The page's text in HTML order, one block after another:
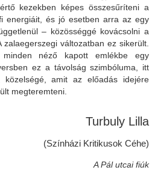
kezekben képes összesűríteni a
energiáit, és jó esetben arra az egy
– közösséggé kovácsolni a
változatban ez sikerült.
néző kapott emlékbe egy
ez a távolság szimbóluma, itt
amit az előadás idejére
megteremteni.
Turbuly Lilla
(Színházi Kritikusok Céhe)
A Pál utcai fiúk